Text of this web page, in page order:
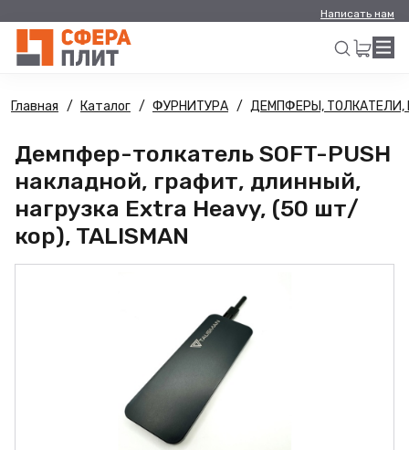
Написать нам
Искать
Главная Каталог ФУРНИТУРА ДЕМПФЕРЫ, ТОЛКАТЕЛИ,
Демпфер-толкатель SOFT-PUSH
накладной, графит, длинный,
нагрузка Extra Heavy, (50 шт/
кор), TALISMAN